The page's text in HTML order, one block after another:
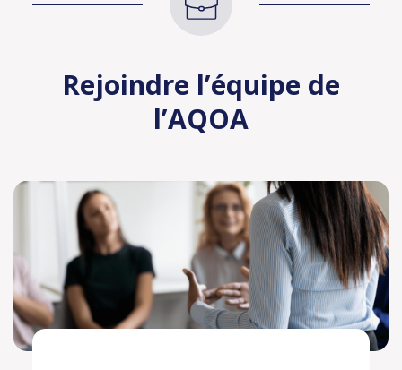
Rejoindre l’équipe de
l’AQOA